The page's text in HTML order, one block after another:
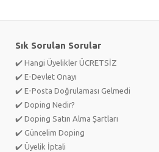
Sık Sorulan Sorular
✔️ Hangi Üyelikler ÜCRETSİZ
✔️ E-Devlet Onayı
✔️ E-Posta Doğrulaması Gelmedi
✔️ Doping Nedir?
✔️ Doping Satın Alma Şartları
✔️ Güncelim Doping
✔️ Üyelik İptali